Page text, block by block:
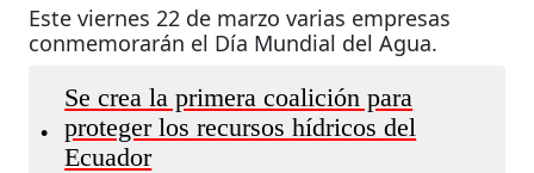
Este viernes 22 de marzo varias empresas
conmemorarán el Día Mundial del Agua.
•
Se crea la primera coalición para
proteger los recursos hídricos del
Ecuador